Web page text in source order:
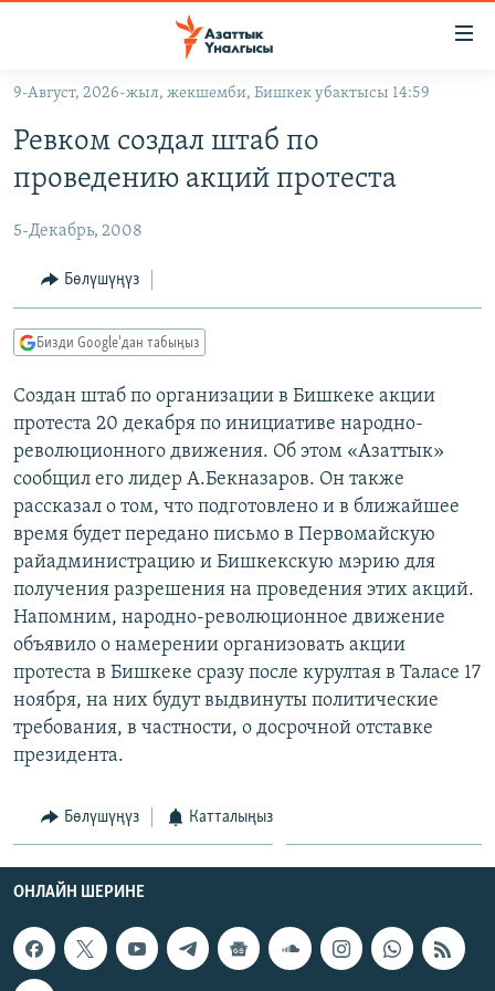
Навигацияга
өтүңүз
салыңыз
САЯСАТ
ЭКОНОМИКА
ДҮЙНӨ
ДҮЙНӨ
БОРБОР АЗИЯ
УКРАИНА
АТАЙЫН ИЛИКТӨӨ
БҮГҮН АЗАТТЫКТА
ЭКСПЕРТТЕР ТАЛДАЙТ
БИЗ ЖАНА ДҮЙНӨ
ДАНИСТЕ
ЭЖЕ-СИҢДИЛЕР
АЗАТТЫК+
ЫҢГАЙСЫЗ СУРООЛОР
ПОДКАСТ
ӨЗГӨЧӨ ПИКИР
Русский
ОНЛАЙН ШЕРИНЕ
ЭЕ/АРнун бардык сайттары
9-Август, 2026-жыл, жекшемби, Бишкек убактысы 14:59
Ревком создал штаб по
проведению акций протеста
5-Декабрь, 2008
Бөлүшүңүз
Бизди Google'дан табыңыз
Создан штаб по организации в Бишкеке акции
протеста 20 декабря по инициативе народно-
революционного движения. Об этом «Азаттык»
сообщил его лидер А.Бекназаров. Он также
рассказал о том, что подготовлено и в ближайшее
время будет передано письмо в Первомайскую
райадминистрацию и Бишкекскую мэрию для
получения разрешения на проведения этих акций.
Напомним, народно-революционное движение
объявило о намерении организовать акции
протеста в Бишкеке сразу после курултая в Таласе 17
ноября, на них будут выдвинуты политические
требования, в частности, о досрочной отставке
президента.
Бөлүшүңүз Катталыңыз
ОНЛАЙН ШЕРИНЕ